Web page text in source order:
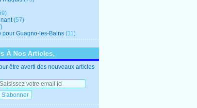
(57)
pour Guagno-les-Bains (11)
À Nos Articles,
être averti des nouveaux articles